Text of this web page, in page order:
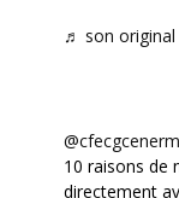
♬ son original
10 raisons de
directement